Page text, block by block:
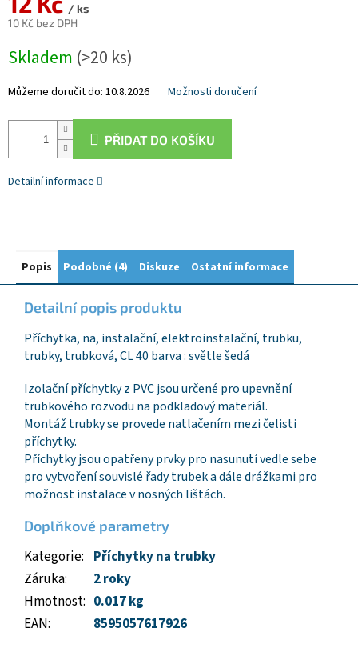
/ ks
10 Kč bez DPH
cena:
Skladem (>20 ks)
Můžeme doručit do: 10.8.2026 Možnosti doručení
PŘIDAT DO KOŠÍKU
Detailní informace
Popis Podobné (4) Diskuze Ostatní informace
Detailní popis produktu
Příchytka, na, instalační, elektroinstalační, trubku,
trubky, trubková, CL 40 barva : světle šedá
Izolační příchytky z PVC jsou určené pro upevnění
trubkového rozvodu na podkladový materiál.
Montáž trubky se provede natlačením mezi čelisti
příchytky.
Příchytky jsou opatřeny prvky pro nasunutí vedle sebe
pro vytvoření souvislé řady trubek a dále drážkami pro
možnost instalace v nosných lištách.
Doplňkové parametry
Kategorie: Příchytky na trubky
Záruka:
2 roky
Hmotnost: 0.017 kg
EAN: 8595057617926